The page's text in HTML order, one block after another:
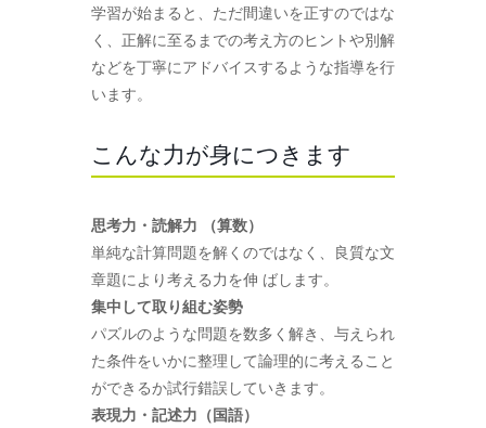
学習が始まると、ただ間違いを正すのではな
く、正解に至るまでの考え方のヒントや別解
などを丁寧にアドバイスするような指導を行
います。
こんな力が身につきます
思考力・読解力 （算数）
単純な計算問題を解くのではなく、良質な文
章題により考える力を伸 ばします。
集中して取り組む姿勢
パズルのような問題を数多く解き、与えられ
た条件をいかに整理して論理的に考えること
ができるか試行錯誤していきます。
表現力・記述力（国語）